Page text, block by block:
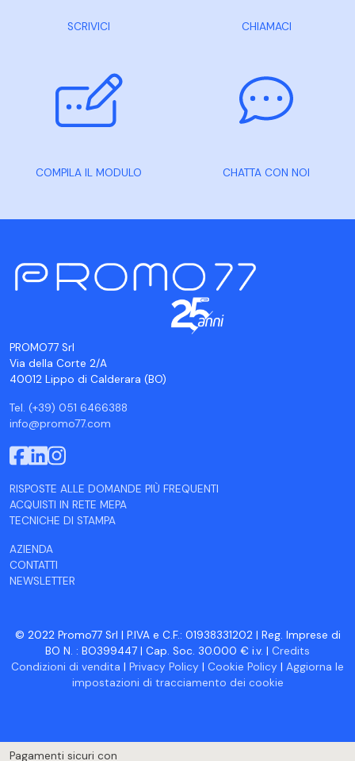
SCRIVICI CHIAMACI
COMPILA IL MODULO CHATTA CON NOI
PROMO77 Srl
Via della Corte 2/A
40012 Lippo di Calderara (BO)
Tel. (+39) 051 6466388
info@promo77.com
RISPOSTE ALLE DOMANDE PIÙ FREQUENTI
ACQUISTI IN RETE MEPA
TECNICHE DI STAMPA
AZIENDA
CONTATTI
NEWSLETTER
© 2022 Promo77 Srl | P.IVA e C.F.: 01938331202 | Reg. Imprese di
BO N. : BO399447 | Cap. Soc. 30.000 € i.v. | Credits
Condizioni di vendita | Privacy Policy | Cookie Policy | Aggiorna le
impostazioni di tracciamento dei cookie
Pagamenti sicuri con